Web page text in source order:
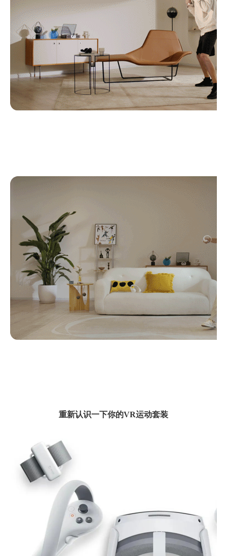
重新认识一下你的VR运动套装